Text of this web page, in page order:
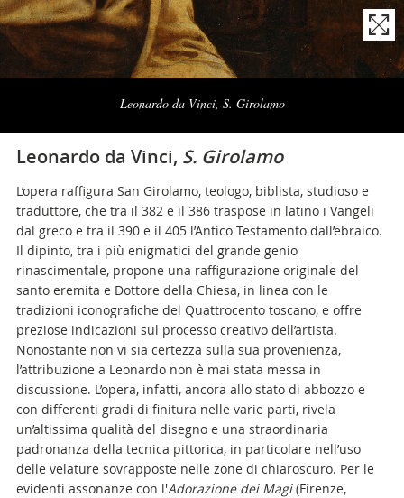
Leonardo da Vinci, S. Girolamo
Naviga
Leonardo da Vinci, S. Girolamo
L’opera raffigura San Girolamo, teologo, biblista, studioso e
traduttore, che tra il 382 e il 386 traspose in latino i Vangeli
dal greco e tra il 390 e il 405 l’Antico Testamento dall’ebraico.
Il dipinto, tra i più enigmatici del grande genio
rinascimentale, propone una raffigurazione originale del
santo eremita e Dottore della Chiesa, in linea con le
tradizioni iconografiche del Quattrocento toscano, e offre
preziose indicazioni sul processo creativo dell’artista.
Nonostante non vi sia certezza sulla sua provenienza,
l’attribuzione a Leonardo non è mai stata messa in
discussione. L’opera, infatti, ancora allo stato di abbozzo e
con differenti gradi di finitura nelle varie parti, rivela
un’altissima qualità del disegno e una straordinaria
padronanza della tecnica pittorica, in particolare nell’uso
delle velature sovrapposte nelle zone di chiaroscuro. Per le
evidenti assonanze con l'Adorazione dei Magi(Firenze,